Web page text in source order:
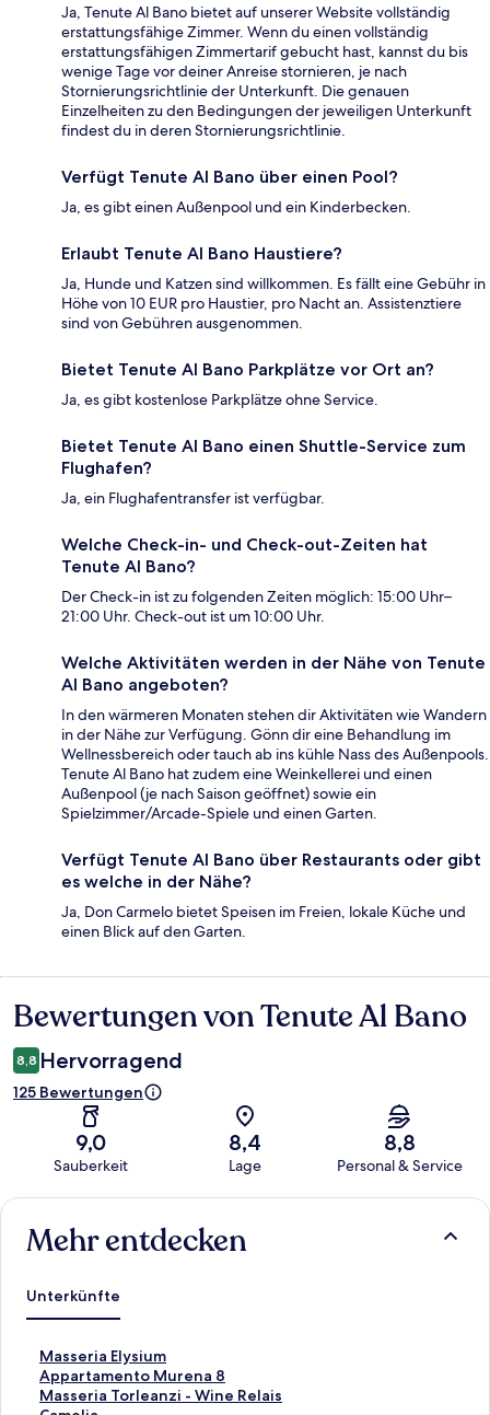
Ja, Tenute Al Bano bietet auf unserer Website vollständig
erstattungsfähige Zimmer. Wenn du einen vollständig
erstattungsfähigen Zimmertarif gebucht hast, kannst du bis
wenige Tage vor deiner Anreise stornieren, je nach
Stornierungsrichtlinie der Unterkunft. Die genauen
Einzelheiten zu den Bedingungen der jeweiligen Unterkunft
findest du in deren Stornierungsrichtlinie.
Verfügt Tenute Al Bano über einen Pool?
Ja, es gibt einen Außenpool und ein Kinderbecken.
Erlaubt Tenute Al Bano Haustiere?
Ja, Hunde und Katzen sind willkommen. Es fällt eine Gebühr in
Höhe von 10 EUR pro Haustier, pro Nacht an. Assistenztiere
sind von Gebühren ausgenommen.
Bietet Tenute Al Bano Parkplätze vor Ort an?
Ja, es gibt kostenlose Parkplätze ohne Service.
Bietet Tenute Al Bano einen Shuttle-Service zum
Flughafen?
Ja, ein Flughafentransfer ist verfügbar.
Welche Check-in- und Check-out-Zeiten hat
Tenute Al Bano?
Der Check-in ist zu folgenden Zeiten möglich: 15:00 Uhr–
21:00 Uhr. Check-out ist um 10:00 Uhr.
Welche Aktivitäten werden in der Nähe von Tenute
Al Bano angeboten?
In den wärmeren Monaten stehen dir Aktivitäten wie Wandern
in der Nähe zur Verfügung. Gönn dir eine Behandlung im
Wellnessbereich oder tauch ab ins kühle Nass des Außenpools.
Tenute Al Bano hat zudem eine Weinkellerei und einen
Außenpool (je nach Saison geöffnet) sowie ein
Spielzimmer/Arcade-Spiele und einen Garten.
Verfügt Tenute Al Bano über Restaurants oder gibt
es welche in der Nähe?
Ja, Don Carmelo bietet Speisen im Freien, lokale Küche und
einen Blick auf den Garten.
Bewertungen
Bewertungen von Tenute Al Bano
8,8 Hervorragend
125 Bewertungen
9,0
Sauberkeit
8,4
Lage
8,8
Personal & Service
Bewertungen
Mehr entdecken
Unterkünfte
Masseria Elysium
L
i
n
Appartamento Murena 8
L
iMasseria Torleanzi - Wine Relais
L